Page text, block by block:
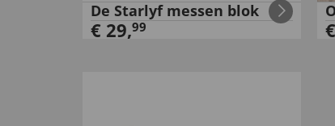
De Starlyf messen blok
€ 29,99 €